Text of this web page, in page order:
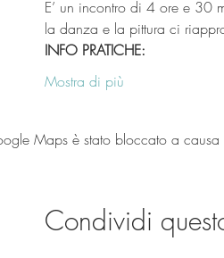
E’ un incontro di 4 ore e 30
la danza e la pittura ci
INFO PRATICHE:
Mostra di più
Maps è stato bloccato a
Condividi